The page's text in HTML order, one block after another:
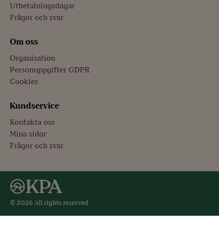
Utbetalningsdagar
Frågor och svar
Om oss
Organisation
Personuppgifter GDPR
Cookies
Kundservice
Kontakta oss
Mina sidor
Frågor och svar
© 2026 All rights reserved